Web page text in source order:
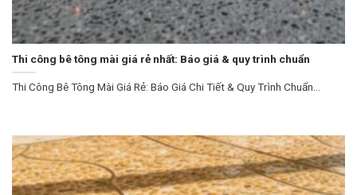
Thi công bê tông mài giá rẻ nhất: Báo giá & quy trình chuẩn
Thi Công Bê Tông Mài Giá Rẻ: Báo Giá Chi Tiết & Quy Trình Chuẩn...